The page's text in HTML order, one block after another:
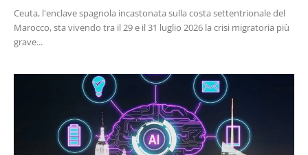
Ceuta, l'enclave spagnola incastonata sulla costa settentrionale del
Marocco, sta vivendo tra il 29 e il 31 luglio 2026 la crisi migratoria più
grave...